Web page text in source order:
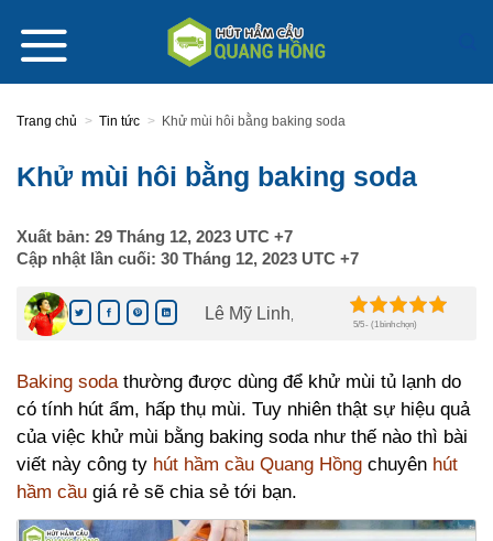
content
Trang chủ > Tin tức > Khử mùi hôi bằng baking soda
Khử mùi hôi bằng baking soda
Xuất bản: 29 Tháng 12, 2023 UTC +7
Cập nhật lần cuối: 30 Tháng 12, 2023 UTC +7
Lê Mỹ Linh
5/5 - (1 bình chọn)
Baking sodathường được dùng để khử mùi tủ lạnh do
có tính hút ẩm, hấp thụ mùi. Tuy nhiên thật sự hiệu quả
của việc khử mùi bằng baking soda như thế nào thì bài
viết này công ty hút hầm cầu Quang Hồng chuyên hút
hầm cầu giá rẻ sẽ chia sẻ tới bạn.